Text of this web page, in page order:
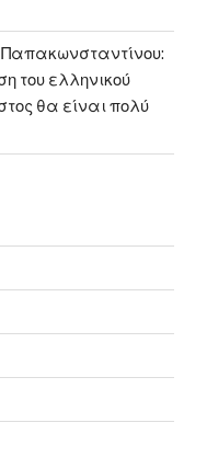
του ελληνικού
θα είναι πολύ